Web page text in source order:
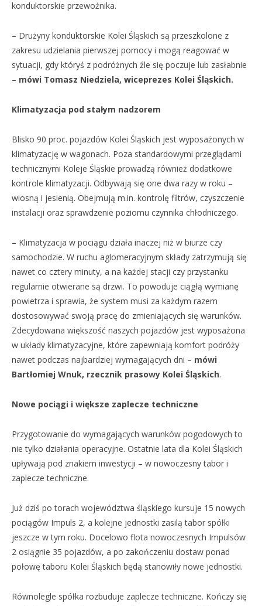
konduktorskie przewoźnika.
– Drużyny konduktorskie Kolei Śląskich są przeszkolone z
zakresu udzielania pierwszej pomocy i mogą reagować w
sytuacji, gdy któryś z podróżnych źle się poczuje lub zasłabnie
– mówi Tomasz Niedziela, wiceprezes Kolei Śląskich.
Klimatyzacja pod stałym nadzorem
Blisko 90 proc. pojazdów Kolei Śląskich jest wyposażonych w
klimatyzację w wagonach. Poza standardowymi przeglądami
technicznymi Koleje Śląskie prowadzą również dodatkowe
kontrole klimatyzacji. Odbywają się one dwa razy w roku –
wiosną i jesienią. Obejmują m.in. kontrolę filtrów, czyszczenie
instalacji oraz sprawdzenie poziomu czynnika chłodniczego.
– Klimatyzacja w pociągu działa inaczej niż w biurze czy
samochodzie. W ruchu aglomeracyjnym składy zatrzymują się
nawet co cztery minuty, a na każdej stacji czy przystanku
regularnie otwierane są drzwi. To powoduje ciągłą wymianę
powietrza i sprawia, że system musi za każdym razem
dostosowywać swoją pracę do zmieniających się warunków.
Zdecydowana większość naszych pojazdów jest wyposażona
w układy klimatyzacyjne, które zapewniają komfort podróży
nawet podczas najbardziej wymagających dni – mówi
Bartłomiej Wnuk, rzecznik prasowy Kolei Śląskich.
Nowe pociągi i większe zaplecze techniczne
Przygotowanie do wymagających warunków pogodowych to
nie tylko działania operacyjne. Ostatnie lata dla Kolei Śląskich
upływają pod znakiem inwestycji – w nowoczesny tabor i
zaplecze techniczne.
Już dziś po torach województwa śląskiego kursuje 15 nowych
pociągów Impuls 2, a kolejne jednostki zasilą tabor spółki
jeszcze w tym roku. Docelowo flota nowoczesnych Impulsów
2 osiągnie 35 pojazdów, a po zakończeniu dostaw ponad
połowę taboru Kolei Śląskich będą stanowiły nowe jednostki.
Równolegle spółka rozbuduje zaplecze techniczne. Kończy się